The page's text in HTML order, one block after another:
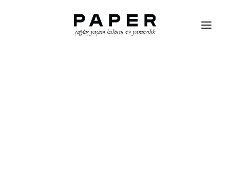
çağdaş yaşam kültürü ve yaratıcılık